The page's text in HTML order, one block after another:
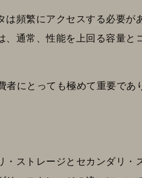
頻繁にアクセスする必要が
通常、性能を上回る容量と
にとっても極めて重要であ
ストレージとセカンダリ・